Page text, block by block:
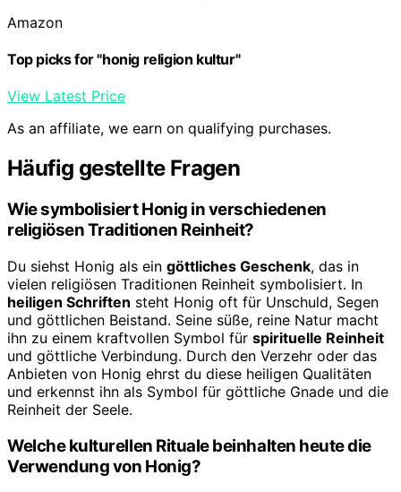
Amazon
Top picks for "honig religion kultur"
View Latest Price
As an affiliate, we earn on qualifying purchases.
Häufig gestellte Fragen
Wie symbolisiert Honig in verschiedenen
religiösen Traditionen Reinheit?
Du siehst Honig als ein göttliches Geschenk, das in
vielen religiösen Traditionen Reinheit symbolisiert. In
heiligen Schriften steht Honig oft für Unschuld, Segen
und göttlichen Beistand. Seine süße, reine Natur macht
ihn zu einem kraftvollen Symbol für spirituelle Reinheit
und göttliche Verbindung. Durch den Verzehr oder das
Anbieten von Honig ehrst du diese heiligen Qualitäten
und erkennst ihn als Symbol für göttliche Gnade und die
Reinheit der Seele.
Welche kulturellen Rituale beinhalten heute die
Verwendung von Honig?